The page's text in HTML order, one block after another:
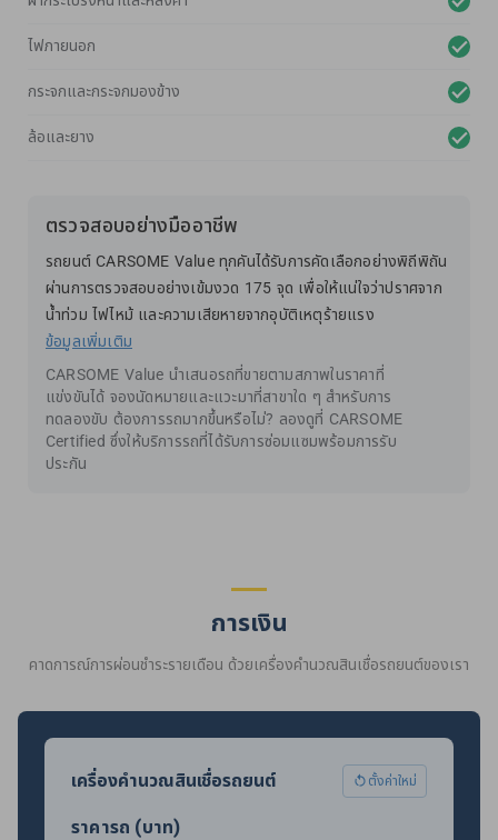
ไฟภายนอก
กระจกและกระจกมองข้าง
ล้อและยาง
ตรวจสอบอย่างมืออาชีพ
รถยนต์ CARSOME Value ทุกคันได้รับการคัดเลือกอย่างพิถีพิถัน
ผ่านการตรวจสอบอย่างเข้มงวด 175 จุด เพื่อให้แน่ใจว่าปราศจาก
น้ำท่วม ไฟไหม้ และความเสียหายจากอุบัติเหตุร้ายแรง
ข้อมูลเพิ่มเติม
CARSOME Value นำเสนอรถที่ขายตามสภาพในราคาที่
แข่งขันได้ จองนัดหมายและแวะมาที่สาขาใด ๆ สำหรับการ
ทดลองขับ ต้องการรถมากขึ้นหรือไม่? ลองดูที่ CARSOME
Certified ซึ่งให้บริการรถที่ได้รับการซ่อมแซมพร้อมการรับ
ประกัน
การเงิน
คาดการณ์การผ่อนชำระรายเดือน ด้วยเครื่องคำนวณสินเชื่อรถยนต์ของเรา
เครื่องคำนวณสินเชื่อรถยนต์ ตั้งค่าใหม่
ราคารถ (บาท)